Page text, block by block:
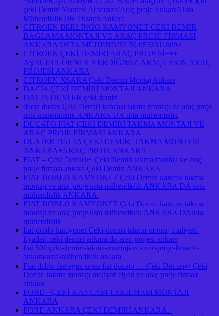
çeki Demiri Montesi Aracınıza/Araç proje Ankara/Usta
Mühendislik Oto Dizayn Ankara
CITROEN BERLİNGO KAMYONET ÇEKİ DEMİR
BAGLAMA MONTAJI VE ARAÇ PROJE FİRMASI
ANKARA USTA MÜHENDİSLİK 05323118894
CİTROEN ÇEKİ DEMİRİ ARAÇ PROJESİ+++
AŞAĞIDA ÖRNEK VERDİĞİMİZ ARAÇLARIN ARAÇ
PROJESİ ANKARA
CITROEN XSARA Çeki Demiri Montaj Ankara
DACİA ÇEKİ DEMİRİ MONTAJI ANKARA
DACIA DUSTER çeki demiri
dacıa duster Çeki Demiri kancası takma montajı ve araç proje
usta mühendislik ANKARA DA usta mühendislik
DUCATO FİAT ÇEKİ DEMİRİ TAKMA MONTAJI VE
ARAÇ PROJE FİRMASI ANKARA
DUSTER DACİA ÇEKİ DEMİRİ TAKMA MONTESİ
ANKARA+ARAÇ PROJE ANKARA
FIAT – Çeki Demiri↵ Çeki Demiri takma montajı ve araç
proje firması ankara Çeki Demiri ANKARA
FIAT DOBLO KAMYONET Çeki Demiri kancası takma
montajı ve araç proje usta mühendislik ANKARA DA usta
mühendislik ANKARA.
FIAT DOBLO KAMYONET Çeki Demiri kancası takma
montajı ve araç proje usta mühendislik ANKARA DAusta
mühendislik
fiat-doblo-kamyonet-Ceki-demiri-takma-montaj-maliyeti-
fiyatlari-ceki-demiri-ankara-da-arac-projesi-ankara
fıat 500 çeki-demiri-takma-montaji-ve-arac-proje-firmasi-
ankara-usta-mühendislik ankara
Fıat doblo fıat egea cross fıat ducato ….Çeki Demiri↵ Çeki
Demiri takma montajı maliyeti fiyatı ve araç proje firması
ankara
FORD ~ÇEKİ KANCASI TAKILMASI MONTAJI
ANKARA
FORD ANKARA ÇEKİ DEMİRİ ANKARA.-